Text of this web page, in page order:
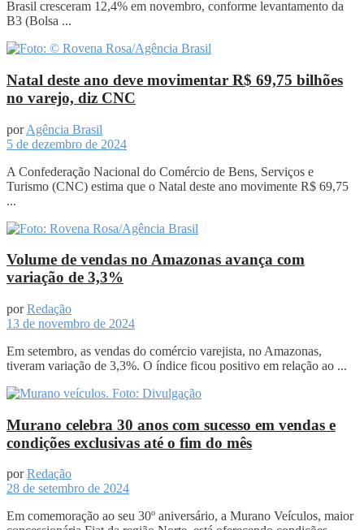
Brasil cresceram 12,4% em novembro, conforme levantamento da
B3 (Bolsa ...
Natal deste ano deve movimentar R$ 69,75 bilhões
no varejo, diz CNC
por Agência Brasil
5 de dezembro de 2024
A Confederação Nacional do Comércio de Bens, Serviços e
Turismo (CNC) estima que o Natal deste ano movimente R$ 69,75
...
Volume de vendas no Amazonas avança com
variação de 3,3%
por Redação
13 de novembro de 2024
Em setembro, as vendas do comércio varejista, no Amazonas,
tiveram variação de 3,3%. O índice ficou positivo em relação ao ...
Murano celebra 30 anos com sucesso em vendas e
condições exclusivas até o fim do mês
por Redação
28 de setembro de 2024
Em comemoração ao seu 30º aniversário, a Murano Veículos, maior